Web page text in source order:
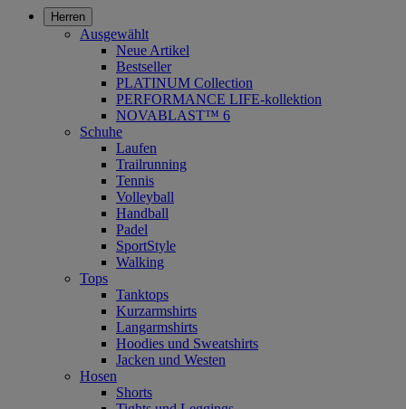
Herren
Ausgewählt
Neue Artikel
Bestseller
PLATINUM Collection
PERFORMANCE LIFE-kollektion
NOVABLAST™ 6
Schuhe
Laufen
Trailrunning
Tennis
Volleyball
Handball
Padel
SportStyle
Walking
Tops
Tanktops
Kurzarmshirts
Langarmshirts
Hoodies und Sweatshirts
Jacken und Westen
Hosen
Shorts